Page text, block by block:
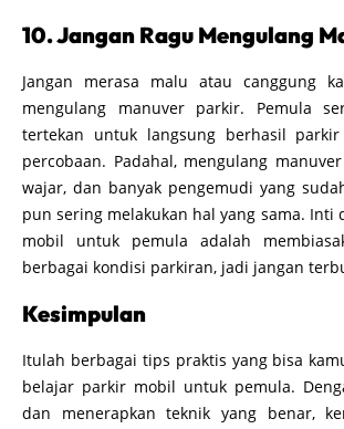
10. Jangan Ragu Mengulang
Jangan merasa malu atau canggung
mengulang manuver parkir. Pemula
tertekan untuk langsung berhasil
percobaan. Padahal, mengulang
wajar, dan banyak pengemudi yang
pun sering melakukan hal yang sama. Inti
mobil untuk pemula adalah
berbagai kondisi parkiran, jadi jangan
Kesimpulan
Itulah berbagai tips praktis yang bisa
belajar parkir mobil untuk pemula.
dan menerapkan teknik yang benar,